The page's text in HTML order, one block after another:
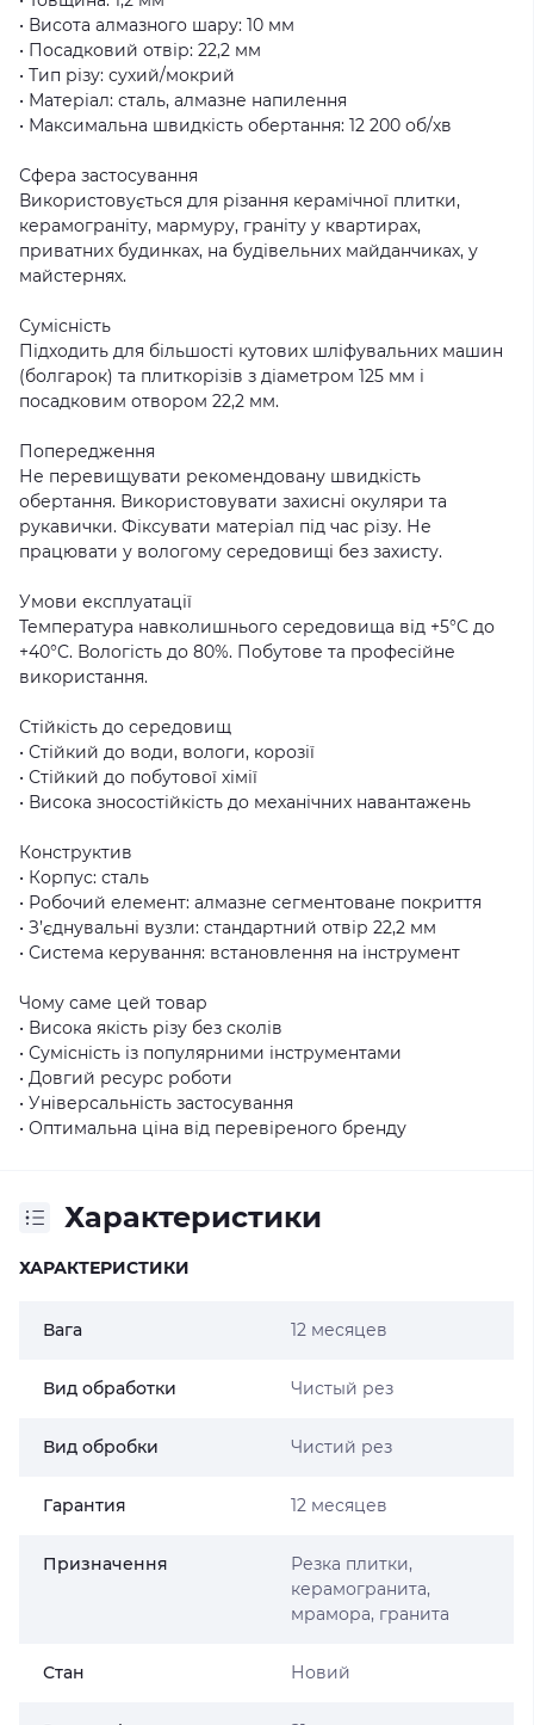
• Висота алмазного шару: 10 мм
• Посадковий отвір: 22,2 мм
• Тип різу: сухий/мокрий
• Матеріал: сталь, алмазне напилення
• Максимальна швидкість обертання: 12 200 об/хв
Сфера застосування
Використовується для різання керамічної плитки,
керамограніту, мармуру, граніту у квартирах,
приватних будинках, на будівельних майданчиках, у
майстернях.
Сумісність
Підходить для більшості кутових шліфувальних машин
(болгарок) та плиткорізів з діаметром 125 мм і
посадковим отвором 22,2 мм.
Попередження
Не перевищувати рекомендовану швидкість
обертання. Використовувати захисні окуляри та
рукавички. Фіксувати матеріал під час різу. Не
працювати у вологому середовищі без захисту.
Умови експлуатації
Температура навколишнього середовища від +5°C до
+40°C. Вологість до 80%. Побутове та професійне
використання.
Стійкість до середовищ
• Стійкий до води, вологи, корозії
• Стійкий до побутової хімії
• Висока зносостійкість до механічних навантажень
Конструктив
• Корпус: сталь
• Робочий елемент: алмазне сегментоване покриття
• З’єднувальні вузли: стандартний отвір 22,2 мм
• Система керування: встановлення на інструмент
Чому саме цей товар
• Висока якість різу без сколів
• Сумісність із популярними інструментами
• Довгий ресурс роботи
• Універсальність застосування
• Оптимальна ціна від перевіреного бренду
Характеристики
ХАРАКТЕРИСТИКИ
Вага 12 месяцев
Вид обработки Чистый рез
Вид обробки Чистий рез
Гарантия 12 месяцев
Призначення
Резка плитки,
керамогранита,
мрамора, гранита
Стан Новий